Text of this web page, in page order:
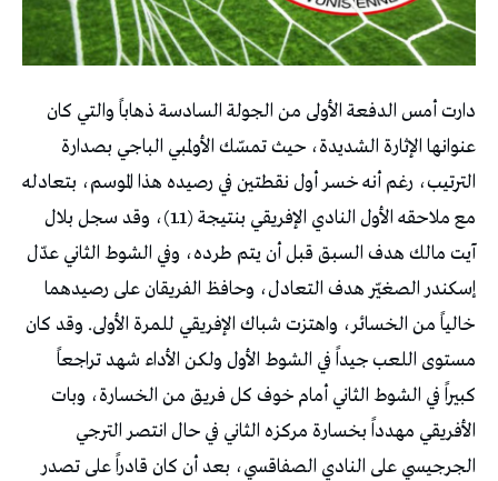
دارت أمس الدفعة الأولى من الجولة السادسة ذهاباً والتي كان
عنوانها الإثارة الشديدة، حيث تمسّك الأولمبي الباجي بصدارة
الترتيب، رغم أنه خسر أول نقطتين في رصيده هذا الموسم، بتعادله
مع ملاحقه الأول النادي الإفريقي بنتيجة (1ـ1)، وقد سجل بلال
آيت مالك هدف السبق قبل أن يتم طرده، وفي الشوط الثاني عدّل
إسكندر الصغيّر هدف التعادل، وحافظ الفريقان على رصيدهما
خالياً من الخسائر، واهتزت شباك الإفريقي للمرة الأولى. وقد كان
مستوى اللعب جيداً في الشوط الأول ولكن الأداء شهد تراجعاً
كبيراً في الشوط الثاني أمام خوف كل فريق من الخسارة، وبات
الأفريقي مهدداً بخسارة مركزه الثاني في حال انتصر الترجي
الجرجيسي على النادي الصفاقسي، بعد أن كان قادراً على تصدر